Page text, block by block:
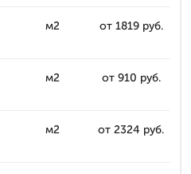
м2 от 1819 руб.
м2 от 910 руб.
м2 от 2324 руб.